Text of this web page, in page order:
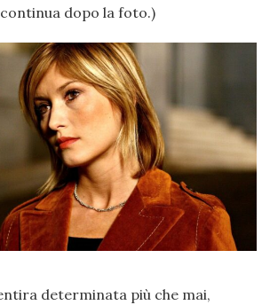
dopo la foto.)
determinata più che mai,